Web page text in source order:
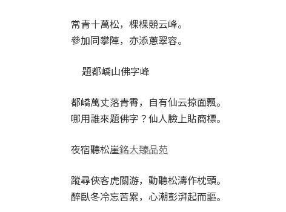
常青十萬松，棵棵競云峰。
參加同攀陣，亦添蔥翠容。
題都嶠山佛字峰
都嶠萬丈落青霄，自有仙云掠面飄。
哪用誰來題佛字？仙人臉上貼商標。
夜宿聽松崖銘大臻品苑
蹤尋俠客虎關游，動聽松濤作枕頭。
醉臥冬冷忘苦累，心潮彭湃起而謳。